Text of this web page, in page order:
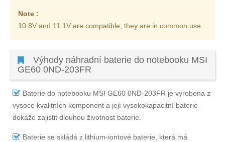
Note :
10.8V and 11.1V are compatible, they are in common use.
Výhody náhradní baterie do notebooku MSI
GE60 0ND-203FR
Baterie do notebooku MSI GE60 0ND-203FR je vyrobena z
vysoce kvalitních komponent a její vysokokapacitní baterie
dokáže zajistit dlouhou životnost baterie.
Baterie se skládá z lithium-iontové baterie, která má